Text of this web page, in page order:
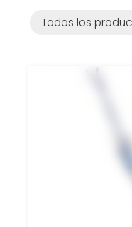
Todos los